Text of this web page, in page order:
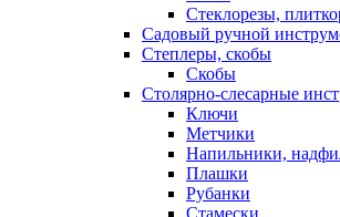
Стеклорезы,
Садовый ручной
Степлеры, скобы
Скобы
Столярно-слесарные
Ключи
Метчики
Напильники,
Плашки
Рубанки
Стамески